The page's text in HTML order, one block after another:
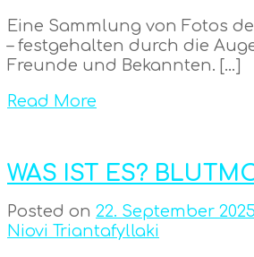
Eine Sammlung von Fotos
– festgehalten durch die
Freunde und Bekannten. […]
Read More
WAS IST ES?
Posted on 22. September 2025
Niovi Triantafyllaki